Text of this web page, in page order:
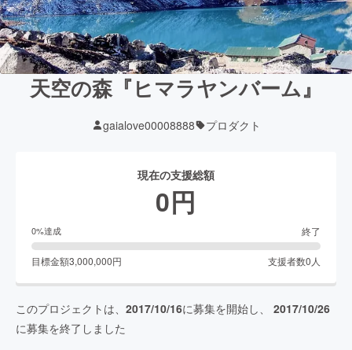
天空の森『ヒマラヤンバーム』
gaialove00008888 プロダクト
現在の支援総額
0円
0%達成 終了
目標金額3,000,000円 支援者数0 人
このプロジェクトは、 2017/10/16に募集を開始し、 2017/10/26
に募集を終了しました